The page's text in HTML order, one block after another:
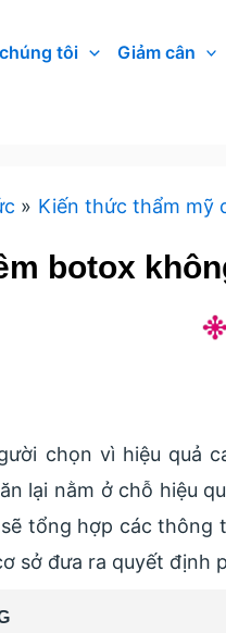
tôi Giảm cân
Kiến thức thẩm mỹ
botox
chọn vì hiệu quả
lại nằm ở chỗ hiệu
tổng hợp các
sở đưa ra quyết định